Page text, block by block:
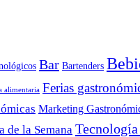
Bar Bartenders
alimentaria Ferias
Marketing
de la Semana